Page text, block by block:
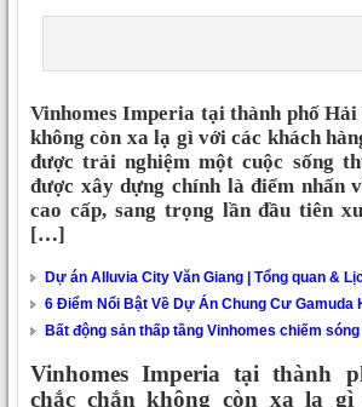
Vinhomes Imperia tại thành phố Hải
không còn xa lạ gì với các khách
được trải nghiệm một cuộc sống
được xây dựng chính là điểm nhấn
cao cấp, sang trọng lần đầu tiên
[…]
Dự án Alluvia City Văn Giang | Tổng quan &
6 Điểm Nổi Bật Về Dự Án Chung Cư Gamuda
Bất động sản thấp tầng Vinhomes chiếm
Vinhomes Imperia tại thành
chắc chắn không còn xa lạ gì